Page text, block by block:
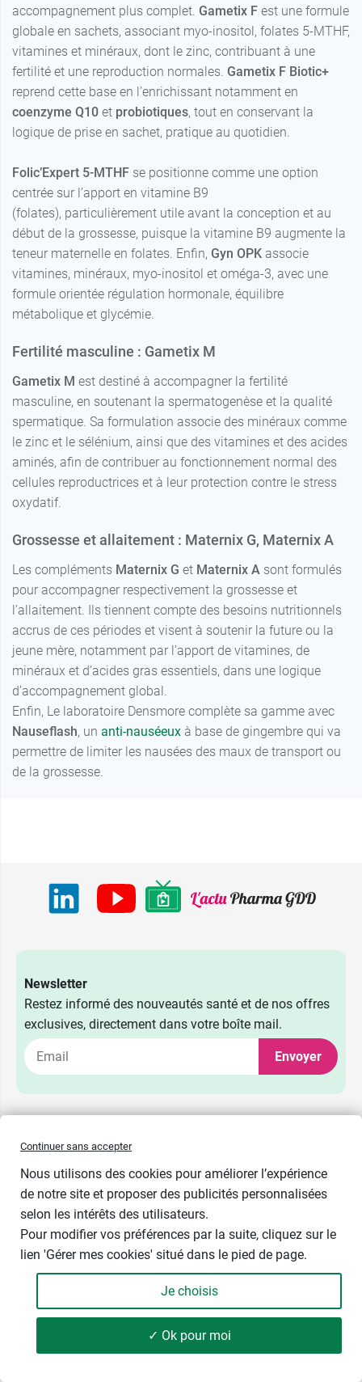
33 produits FILTRER
accompagnement plus complet. Gametix F est une formule
globale en sachets, associant myo-inositol, folates 5-MTHF,
vitamines et minéraux, dont le zinc, contribuant à une
fertilité et une reproduction normales. Gametix F Biotic+
reprend cette base en l’enrichissant notamment en
coenzyme Q10 et probiotiques, tout en conservant la
logique de prise en sachet, pratique au quotidien.
Folic’Expert 5-MTHF se positionne comme une option
centrée sur l’apport en vitamine B9
(folates), particulièrement utile avant la conception et au
début de la grossesse, puisque la vitamine B9 augmente la
teneur maternelle en folates. Enfin, Gyn OPK associe
vitamines, minéraux, myo-inositol et oméga-3, avec une
formule orientée régulation hormonale, équilibre
métabolique et glycémie.
Fertilité masculine : Gametix M
Gametix M est destiné à accompagner la fertilité
masculine, en soutenant la spermatogenèse et la qualité
spermatique. Sa formulation associe des minéraux comme
le zinc et le sélénium, ainsi que des vitamines et des acides
aminés, afin de contribuer au fonctionnement normal des
cellules reproductrices et à leur protection contre le stress
oxydatif.
Grossesse et allaitement : Maternix G, Maternix A
Les compléments Maternix G et Maternix A sont formulés
pour accompagner respectivement la grossesse et
l’allaitement. Ils tiennent compte des besoins nutritionnels
accrus de ces périodes et visent à soutenir la future ou la
jeune mère, notamment par l’apport de vitamines, de
minéraux et d’acides gras essentiels, dans une logique
d’accompagnement global.
Enfin, Le laboratoire Densmore complète sa gamme avec
Nauseflash, un anti-nauséeux à base de gingembre qui va
permettre de limiter les nausées des maux de transport ou
de la grossesse.
Newsletter
Restez informé des nouveautés santé et de nos offres
exclusives, directement dans votre boîte mail.
Envoyer
Qui sommes-nous ?
Notre histoire
Nos services
Parapharmacie
Route du Rhum 2022
Rejoignez-nous !
Continuer sans accepter
Nous utilisons des cookies pour améliorer l’expérience
de notre site et proposer des publicités personnalisées
selon les intérêts des utilisateurs.
Pour modifier vos préférences par la suite, cliquez sur le
lien 'Gérer mes cookies' situé dans le pied de page.
Je choisis
✓ Ok pour moi